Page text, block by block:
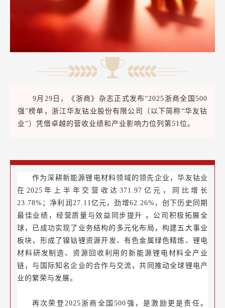
9月29日，《浙商》杂志正式发布“2025浙商全国500
强”榜单，浙江华友钴业股份有限公司（以下简称“华友钴
业”）凭借卓越的营收业绩和产业影响力位列第51位。
作为深耕新能源锂电材料领域的领先企业，华友钴业
在2025年上半年交营收达371.97亿元，同比增长
23.78%；净利润27.11亿元，劲增62.26%，创下历史同期
最佳业绩，经营质量与效益同步提升 。公司积极拓展全
球，已成功实现了业务结构的多元化布局，构建五大事业
板块，形成了镍钴锂资源开发、有色金属绿色精炼、锂电
材料研发制造、资源回收利用的新能源锂电材料全产业
链 ，与国际知名企业的合作与交流，共同推动全球锂电产
业的繁荣与发展。
再次荣登2025浙商全国500强，是激励更是责任。